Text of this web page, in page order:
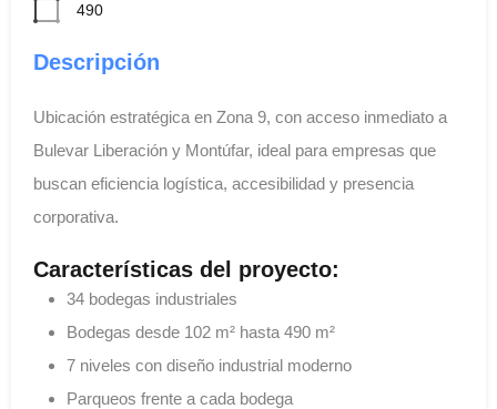
490
Descripción
Ubicación estratégica en Zona 9, con acceso inmediato a
Bulevar Liberación y Montúfar, ideal para empresas que
buscan eficiencia logística, accesibilidad y presencia
corporativa.
Características del proyecto:
34 bodegas industriales
Bodegas desde 102 m² hasta 490 m²
7 niveles con diseño industrial moderno
Parqueos frente a cada bodega